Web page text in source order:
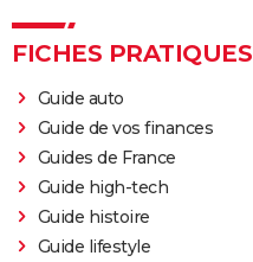
FICHES PRATIQUES
Guide auto
Guide de vos finances
Guides de France
Guide high-tech
Guide histoire
Guide lifestyle